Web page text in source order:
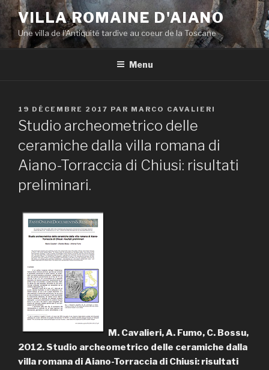
Aller
contenu
principal
VILLA ROMAINE D'AIANO
Une villa de l'Antiquité tardive au coeur de la Toscane
Menu
PUBLIÉ
LE
19 DÉCEMBRE 2017 PAR MARCO CAVALIERI
Studio archeometrico delle
ceramiche dalla villa romana di
Aiano-Torraccia di Chiusi: risultati
preliminari.
M. Cavalieri, A. Fumo, C. Bossu,
2012. Studio archeometrico delle ceramiche dalla
villa romana di Aiano-Torraccia di Chiusi: risultati